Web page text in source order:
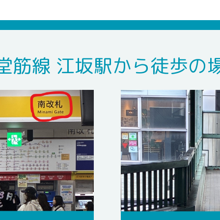
筋線 江坂駅から徒歩の